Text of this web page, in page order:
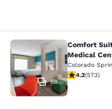
Comfort Suites
88
Comfort
Medical
Colorado
calificación de
4.2(573)